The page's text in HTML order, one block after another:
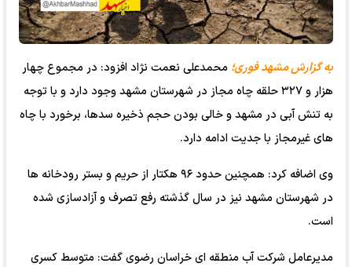
به گزارش مشهد فوری؛ محمدعلی نعمت نژاد افزود: در مجموع چهار
هزار و ۳۲۷ حلقه چاه مجاز در شهرستان مشهد وجود دارد و با توجه
به تنش آبی در مشهد و خالی بودن حجم ذخیره سدها، برخورد با چاه
های غیرمجاز با جدیت ادامه دارد.
وی اضافه کرد: همچنین حدود ۹۶ هکتار از حریم و بستر رودخانه ها
در شهرستان مشهد نیز در سال گذشته رفع تصرف و آزادسازی شده
است.
مدیرعامل شرکت آب منطقه ای خراسان رضوی گفت: متوسط کسری